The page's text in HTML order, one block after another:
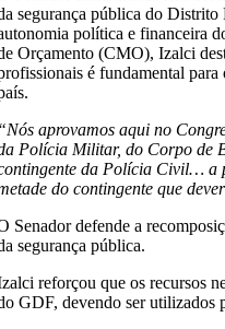
segurança pública do Distrito
política e financeira
Orçamento (CMO), Izalci
é fundamental
aprovamos aqui no
Polícia Militar, do Corpo de
da Polícia Civil… a
do contingente que
Senador defende a
segurança pública.
reforçou que os recursos
GDF, devendo ser utilizados